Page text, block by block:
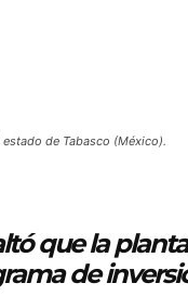
de Tabasco (México).
que la
de